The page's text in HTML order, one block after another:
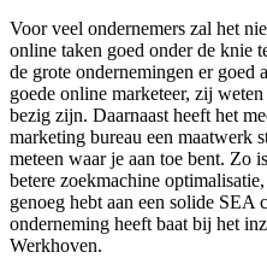
Voor veel ondernemers zal het
online taken goed onder de knie
de grote ondernemingen er goed
goede online marketeer, zij
bezig zijn. Daarnaast heeft het
marketing bureau een maatwerk
meteen waar je aan toe bent. Zo
betere zoekmachine
genoeg hebt aan een solide SEA
onderneming heeft baat bij het
Werkhoven.